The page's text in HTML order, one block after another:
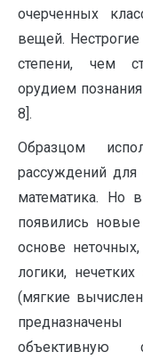
очерченных
вещей.
степени, чем
орудием
8].
Образцом
рассуждений для
математика. Но
появились
основе
логики,
(мягкие
объективную